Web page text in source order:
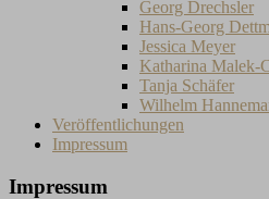
Georg Drechsler
Hans-Georg
Jessica Meyer
Katharina Malek-
Tanja Schäfer
Wilhelm
Veröffentlichungen
Impressum
Impressum